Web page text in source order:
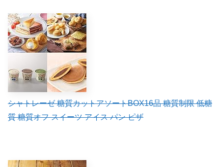
シャトレーゼ 糖質カットアソートBOX16品 糖質制限 低糖
質 糖質オフ スイーツ アイス パン ピザ